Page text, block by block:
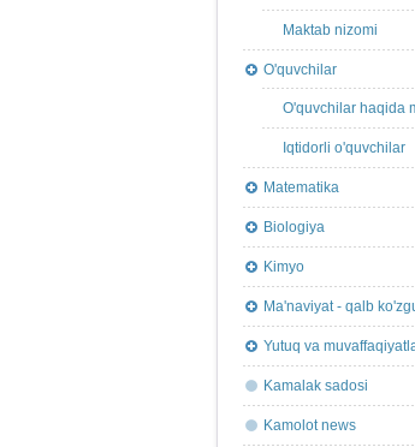
Maktab nizomi
O'quvchilar
O'quvchilar haqida
Iqtidorli o'quvchilar
Matematika
Biologiya
Kimyo
Ma'naviyat - qalb
Yutuq va
Kamalak sadosi
Kamolot news